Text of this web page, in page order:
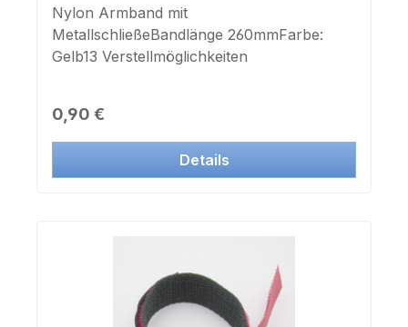
Nylon Armband mit
MetallschließeBandlänge 260mmFarbe:
Gelb13 Verstellmöglichkeiten
Regulärer Preis:
0,90 €
Details